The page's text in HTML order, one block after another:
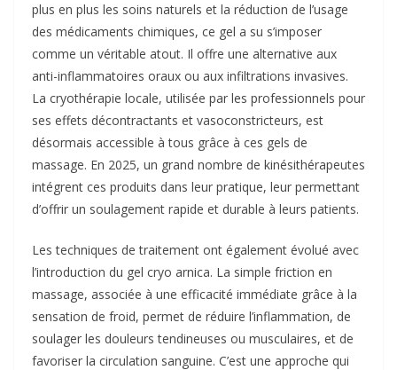
plus en plus les soins naturels et la réduction de l’usage
des médicaments chimiques, ce gel a su s’imposer
comme un véritable atout. Il offre une alternative aux
anti-inflammatoires oraux ou aux infiltrations invasives.
La cryothérapie locale, utilisée par les professionnels pour
ses effets décontractants et vasoconstricteurs, est
désormais accessible à tous grâce à ces gels de
massage. En 2025, un grand nombre de kinésithérapeutes
intégrent ces produits dans leur pratique, leur permettant
d’offrir un soulagement rapide et durable à leurs patients.
Les techniques de traitement ont également évolué avec
l’introduction du gel cryo arnica. La simple friction en
massage, associée à une efficacité immédiate grâce à la
sensation de froid, permet de réduire l’inflammation, de
soulager les douleurs tendineuses ou musculaires, et de
favoriser la circulation sanguine. C’est une approche qui